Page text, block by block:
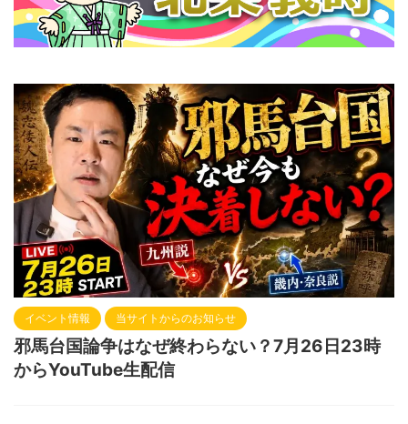
イベント情報 当サイトからのお知らせ
邪馬台国論争はなぜ終わらない？7月26日23時
からYouTube生配信